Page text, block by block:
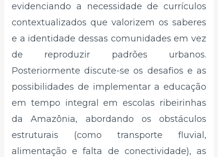
evidenciando a necessidade de currículos
contextualizados que valorizem os saberes
e a identidade dessas comunidades em vez
de reproduzir padrões urbanos.
Posteriormente discute-se os desafios e as
possibilidades de implementar a educação
em tempo integral em escolas ribeirinhas
da Amazônia, abordando os obstáculos
estruturais (como transporte fluvial,
alimentação e falta de conectividade), as